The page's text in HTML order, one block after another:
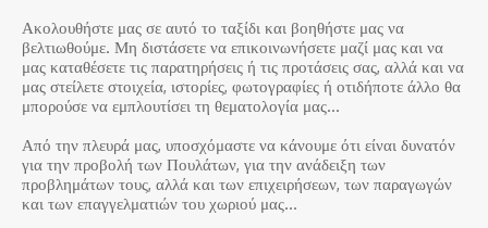
Ακολουθήστε μας σε αυτό το ταξίδι και βοηθήστε μας να
βελτιωθούμε. Μη διστάσετε να επικοινωνήσετε μαζί μας και να
μας καταθέσετε τις παρατηρήσεις ή τις προτάσεις σας, αλλά και να
μας στείλετε στοιχεία, ιστορίες, φωτογραφίες ή οτιδήποτε άλλο θα
μπορούσε να εμπλουτίσει τη θεματολογία μας…
Από την πλευρά μας, υποσχόμαστε να κάνουμε ότι είναι δυνατόν
για την προβολή των Πουλάτων, για την ανάδειξη των
προβλημάτων τους, αλλά και των επιχειρήσεων, των παραγωγών
και των επαγγελματιών του χωριού μας…